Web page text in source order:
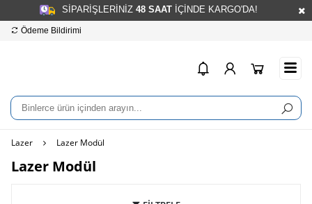
SİPARİŞLERİNİZ 48SAATİÇİNDE KARGO'DA!
Ödeme Bildirimi
Lazer Lazer Modül
Lazer Modül